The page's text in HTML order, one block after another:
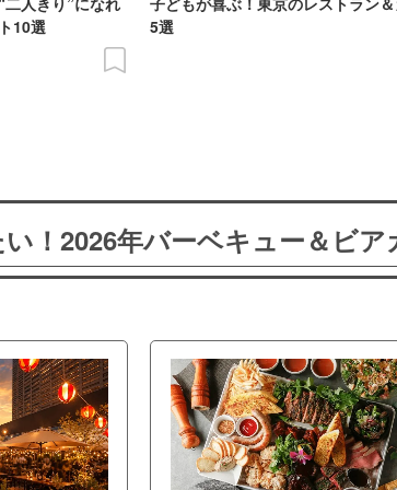
10選
5選
！2026年バーベキュー＆ビア